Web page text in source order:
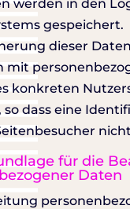
werden in den
gespeichert.
dieser Daten
mit
konkreten
dass eine
für die
Daten